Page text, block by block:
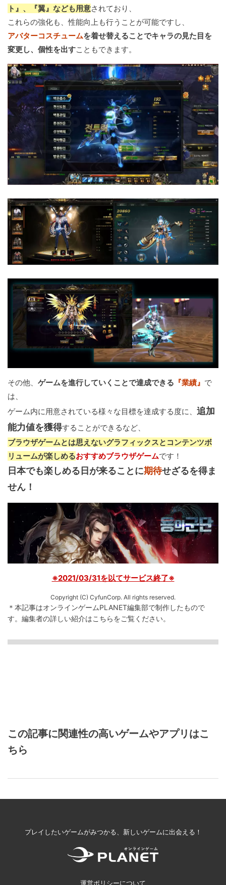
ト』、『翼』なども用意されており、
これらの強化も、性能向上も行うことが可能ですし、
アバターコスチュームを着せ替えることでキャラの見た目を
変更し、個性を出すこともできます。
その他、 ゲームを進行していくことで達成できる 『業績』 で
は、
ゲーム内に用意されている様々な目標を達成する度に、 追加
能力値を獲得することができるなど、
ブラウザゲームとは思えないグラフィックスとコンテンツボ
リュームが楽しめるおすすめブラウザゲームです！
日本でも楽しめる日が来ることに期待せざるを得ま
せん！
※2021/03/31を以てサービス終了※
Copyright (C) CyfunCorp. All rights reserved.
＊本記事はオンラインゲームPLANET編集部で制作したもので
す。 編集者の詳しい紹介はこちらをご覧ください。
この記事に関連性の高いゲームやアプリはこ
ちら
プレイしたいゲームがみつかる、新しいゲームに出会える！
運営ポリシーについて